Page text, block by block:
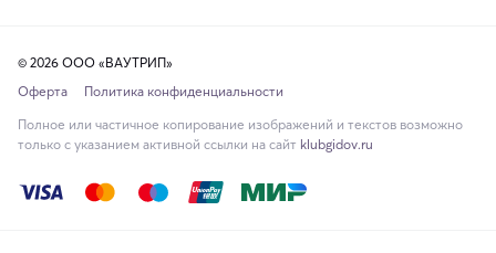
© 2026 ООО «ВАУТРИП»
Оферта
Политика конфиденциальности
Полное или частичное копирование изображений и текстов возможно
только с указанием активной ссылки на сайт klubgidov.ru